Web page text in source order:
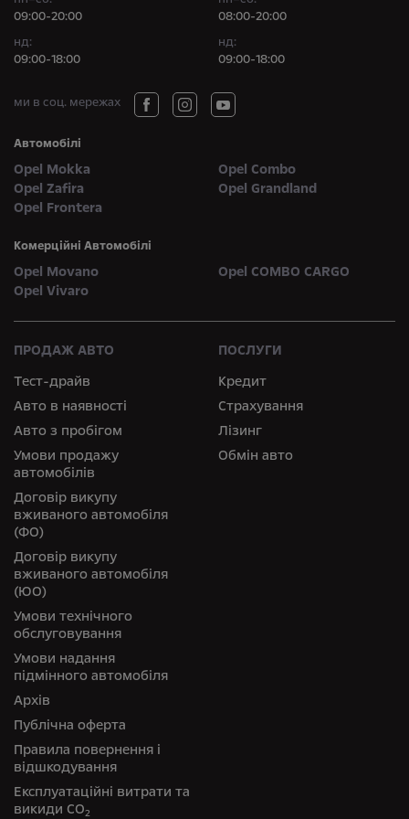
09:00-20:00
нд:
09:00-18:00
08:00-20:00
нд:
09:00-18:00
ми в соц. мережах
Автомобілі
Opel Mokka
Opel Combo
Opel Zafira
Opel Grandland
Opel Frontera
Комерційні Автомобілі
Opel Movano
Opel COMBO CARGO
Opel Vivaro
ПРОДАЖ АВТО
Тест-драйв
Авто в наявності
Авто з пробігом
Умови продажу
автомобілів
Договір викупу
вживаного автомобіля
(ФО)
Договір викупу
вживаного автомобіля
(ЮО)
Умови технічного
обслуговування
Умови надання
підмінного автомобіля
Архів
Публічна оферта
Правила повернення і
відшкодування
Експлуатаційні витрати та
викиди СО2
ПОСЛУГИ
Кредит
Страхування
Лізинг
Обмін авто